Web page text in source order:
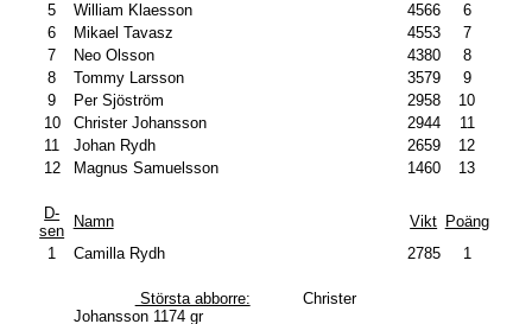
5
William Klaesson 4566
6
6
Mikael Tavasz 4553
7
7
Neo Olsson 4380
8
8
Tommy Larsson 3579
9
9
Per Sjöström 2958
10
10
Christer Johansson 2944
11
11
Johan Rydh 2659
12
12
Magnus Samuelsson 1460 13
D-
sen
Namn Vikt Poäng
1
Camilla Rydh 2785 1
Största abborre: Christer
Johansson 1174 gr